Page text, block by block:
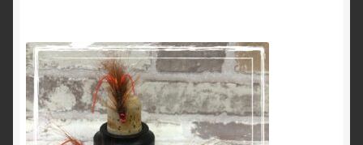
Kasse
Mein Konto